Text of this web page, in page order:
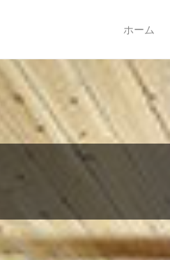
ホーム